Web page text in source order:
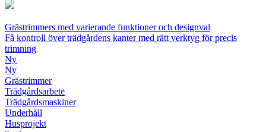
Grästrimmers med varierande funktioner och designval
Få kontroll över trädgårdens kanter med rätt verktyg för precis
trimning
Ny
Ny
Grästrimmer
Trädgårdsarbete
Trädgårdsmaskiner
Underhåll
Husprojekt